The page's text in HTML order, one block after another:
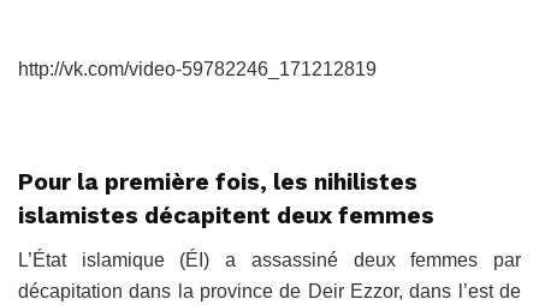
http://vk.com/video-59782246_171212819
Pour la première fois, les nihilistes
islamistes décapitent deux femmes
L’État islamique (ÉI) a assassiné deux femmes par
décapitation dans la province de Deir Ezzor, dans l’est de